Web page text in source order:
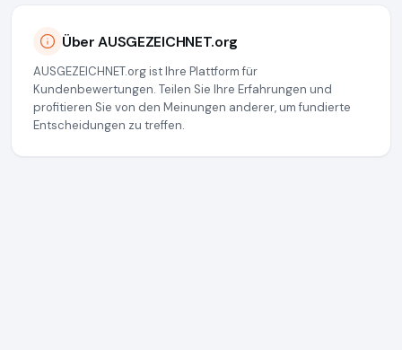
Über AUSGEZEICHNET.org
AUSGEZEICHNET.org ist Ihre Plattform für
Kundenbewertungen. Teilen Sie Ihre Erfahrungen und
profitieren Sie von den Meinungen anderer, um fundierte
Entscheidungen zu treffen.